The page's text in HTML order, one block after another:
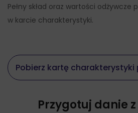
Pełny skład oraz wartości
w karcie charakterystyki.
Pobierz kartę charakterystyki
Przygotuj danie